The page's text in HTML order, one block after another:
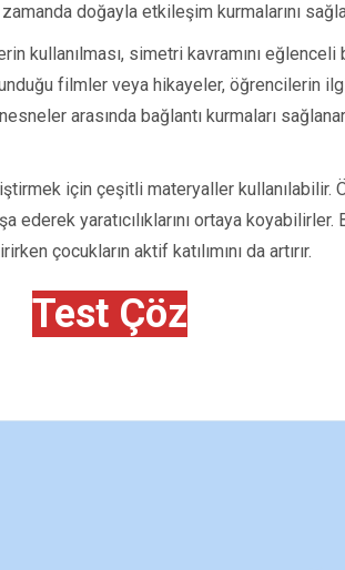
doğayla etkileşim kurmalarını
kullanılması, simetri kavramını
filmler veya hikayeler, öğrencilerin
arasında bağlantı kurmaları
için çeşitli materyaller kullanılabilir.
ederek yaratıcılıklarını ortaya
çocukların aktif katılımını da artırır.
Test Çöz